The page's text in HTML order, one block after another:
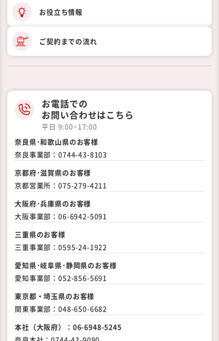
お役立ち情報
ご契約までの流れ
お電話での
お問い合わせはこちら
平日 9:00~17:00
奈良県･和歌山県のお客様
奈良事業部：0744-43-8103
京都府･滋賀県のお客様
京都営業所：075-279-4211
大阪府･兵庫県のお客様
大阪事業部：06-6942-5091
三重県のお客様
三重事業部：0595-24-1922
愛知県･岐阜県･静岡県のお客様
愛知事業部：052-856-5691
東京都・埼玉県のお客様
関東事業部：048-650-6682
本社（大阪府）： 06-6948-5245